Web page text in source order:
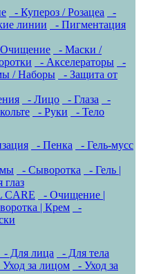
- Купероз / Розацеа
-
линии
- Пигментация
- Маски /
- Акселераторы
-
/ Наборы
- Защита от
- Лицо - Глаза
-
- Руки
- Тело
- Пенка
- Гель-мусс
- Сыворотка
- Гель |
глаз
CARE
- Очищение |
| Крем
-
- Для лица
- Для тела
Уход за лицом
- Уход за